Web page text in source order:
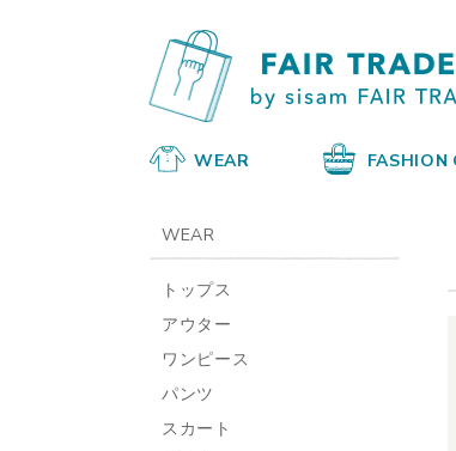
WEAR FASHION
WEAR
トップス
アウター
ワンピース
パンツ
スカート